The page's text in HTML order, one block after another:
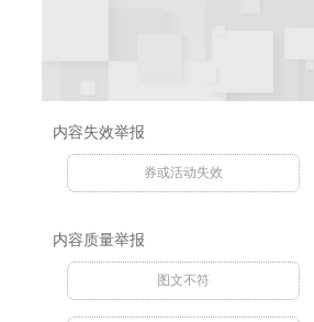
内容失效举报
券或活动失效
内容质量举报
图文不符